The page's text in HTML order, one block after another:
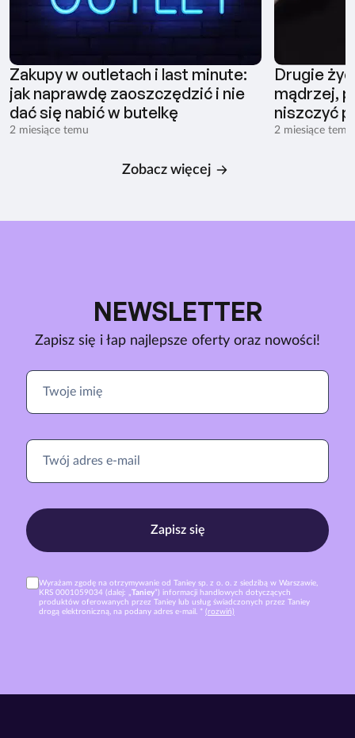
Zakupy w outletach i last minute:
jak naprawdę zaoszczędzić i nie
dać się nabić w butelkę
2 miesiące temu
Drugie
mądrzej,
niszczyć
2 miesiące temu
Zobacz więcej
NEWSLETTER
Zapisz się i łap najlepsze oferty oraz nowości!
Zapisz się
Wyrażam zgodę na otrzymywanie od Taniey sp. z o. o. z siedzibą w Warszawie,
KRS 0001059034 (dalej: „ Taniey”) informacji handlowych dotyczących
produktów oferowanych przez Taniey lub usług świadczonych przez Taniey
drogą elektroniczną, na podany adres e-mail. * (rozwiń)